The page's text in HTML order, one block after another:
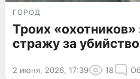
ГОРОД
Троих
стражу за
2 июня, 2026, 17:39 18